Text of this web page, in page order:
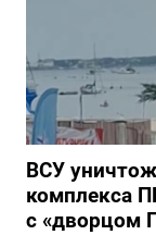
ВСУ
комплекса
с «дворцом